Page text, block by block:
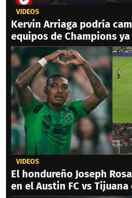
VIDEOS
Kervin Arriaga podría
equipos de Champions
VIDEOS
El hondureño Joseph
en el Austin FC vs Tijuana